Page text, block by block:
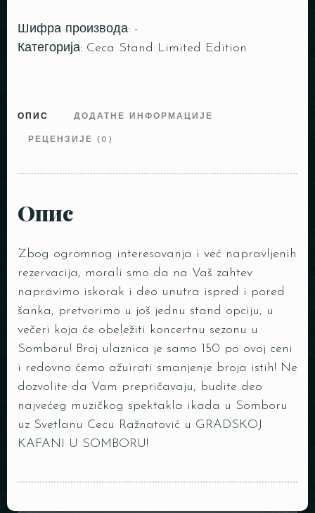
Шифра производа: -
Категорија: Ceca Stand Limited Edition
ОПИС ДОДАТНЕ ИНФОРМАЦИЈЕ
РЕЦЕНЗИЈЕ (0)
Опис
Zbog ogromnog interesovanja i već napravljenih
rezervacija, morali smo da na Vaš zahtev
napravimo iskorak i deo unutra ispred i pored
šanka, pretvorimo u još jednu stand opciju, u
večeri koja će obeležiti koncertnu sezonu u
Somboru! Broj ulaznica je samo 150 po ovoj ceni
i redovno ćemo ažuirati smanjenje broja istih! Ne
dozvolite da Vam prepričavaju, budite deo
najvećeg muzičkog spektakla ikada u Somboru
uz Svetlanu Cecu Ražnatović u GRADSKOJ
KAFANI U SOMBORU!